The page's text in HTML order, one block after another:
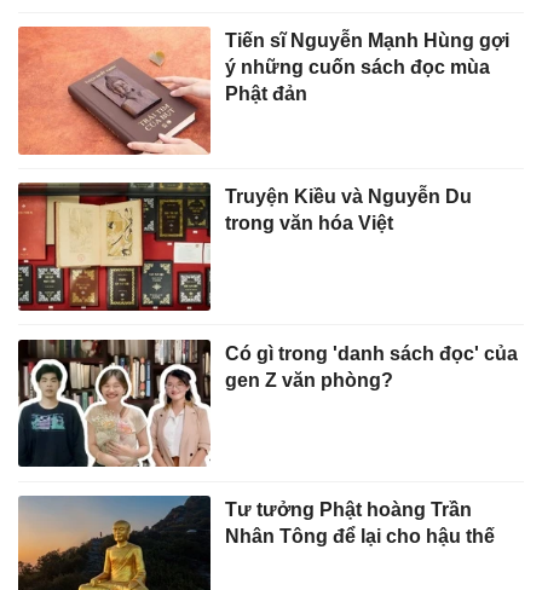
Tiến sĩ Nguyễn Mạnh Hùng gợi
ý những cuốn sách đọc mùa
Phật đản
Truyện Kiều và Nguyễn Du
trong văn hóa Việt
Có gì trong 'danh sách đọc' của
gen Z văn phòng?
Tư tưởng Phật hoàng Trần
Nhân Tông để lại cho hậu thế